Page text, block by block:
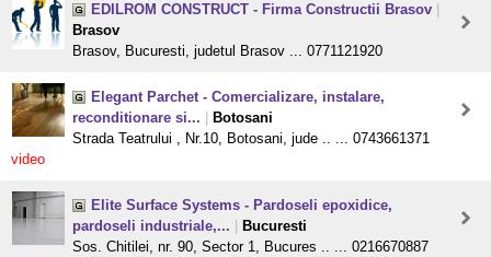
EDILROM CONSTRUCT - Firma Constructii Brasov
Brasov
Brasov, Bucuresti, judetul Brasov ... 0771121920
Elegant Parchet - Comercializare, instalare,
reconditionare si...
Botosani
Strada Teatrului , Nr.10, Botosani, jude .. ... 0743661371
video
Elite Surface Systems - Pardoseli epoxidice,
pardoseli industriale,...
Bucuresti
Sos. Chitilei, nr. 90, Sector 1, Bucures .. ... 0216670887